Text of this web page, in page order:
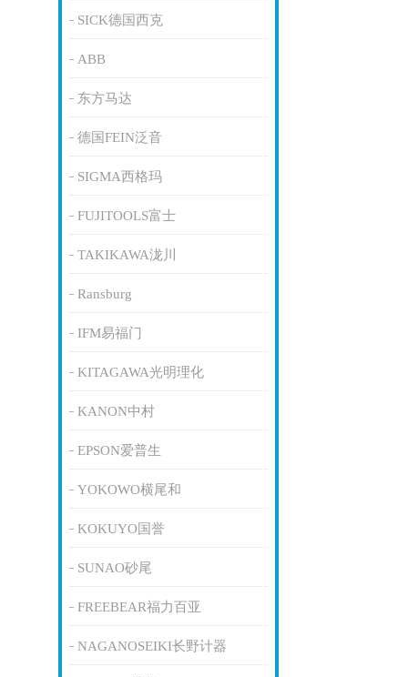
SICK德国西克
ABB
东方马达
德国FEIN泛音
SIGMA西格玛
FUJITOOLS富士
TAKIKAWA泷川
Ransburg
IFM易福门
KITAGAWA光明理化
KANON中村
EPSON爱普生
YOKOWO横尾和
KOKUYO国誉
SUNAO砂尾
FREEBEAR福力百亚
NAGANOSEIKI长野计器